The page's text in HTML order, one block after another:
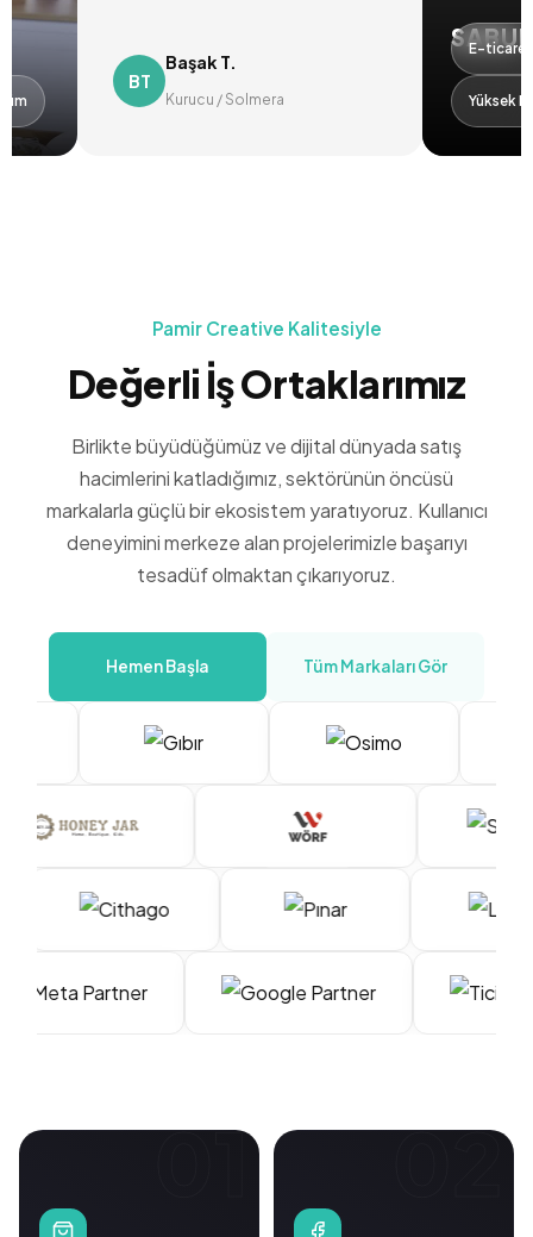
BT
Başak T.
Kurucu / Solmera
E-ticaret
Yüksek ROAS
Pamir Creative Kalitesiyle
Değerli İş Ortaklarımız
Birlikte büyüdüğümüz ve dijital dünyada satış
hacimlerini katladığımız, sektörünün öncüsü
markalarla güçlü bir ekosistem yaratıyoruz. Kullanıcı
deneyimini merkeze alan projelerimizle başarıyı
tesadüf olmaktan çıkarıyoruz.
Hemen Başla Tüm Markaları Gör
01 02